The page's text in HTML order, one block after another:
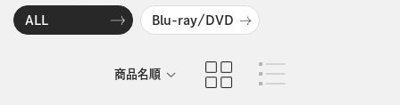
ALL Blu-ray/DVD
商品名順